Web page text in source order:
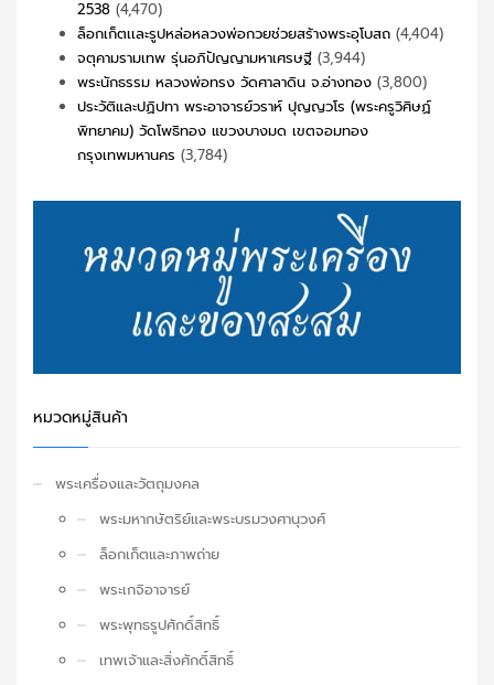
2538 (4,470)
ล็อกเก็ตเเละรูปหล่อหลวงพ่อกวยช่วยสร้างพระอุโบสถ (4,404)
จตุคามรามเทพ รุ่นอภิปัญญามหาเศรษฐี (3,944)
พระนักธรรม หลวงพ่อทรง วัดศาลาดิน จ.อ่างทอง (3,800)
ประวัติและปฏิปทา พระอาจารย์วราห์ ปุญญวโร (พระครูวิศิษฏ์
พิทยาคม) วัดโพธิทอง แขวงบางมด เขตจอมทอง
กรุงเทพมหานคร (3,784)
หมวดหมู่สินค้า
พระเครื่องและวัตถุมงคล
พระมหากษัตริย์และพระบรมวงศานุวงศ์
ล็อกเก็ตและภาพถ่าย
พระเกจิอาจารย์
พระพุทธรูปศักดิ์สิทธิ์
เทพเจ้าและสิ่งศักดิ์สิทธิ์